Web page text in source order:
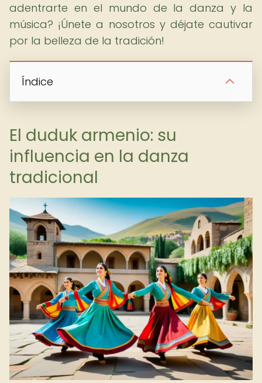
adentrarte en el mundo de la danza y la
música? ¡Únete a nosotros y déjate cautivar
por la belleza de la tradición!
Índice
El duduk armenio: su
influencia en la danza
tradicional